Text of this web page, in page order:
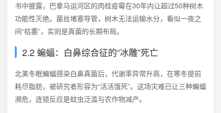
书中披露，巴拿马运河区的肉桂疫霉在30年内让超过50种树木
功能性灭绝。菌丝堵塞导管，树木无法运输水分，看似一夜之
间“枯萎”，实则是真菌的长期布局。
2.2 蝙蝠：白鼻综合征的“冰雕”死亡
北美冬眠蝙蝠感染白鼻真菌后，代谢率异常升高，在寒冬提前
耗尽脂肪，被研究者形容为“活活饿死”。这场灾难已让三种蝙蝠
濒危，连锁反应是蚊虫泛滥与农作物减产。